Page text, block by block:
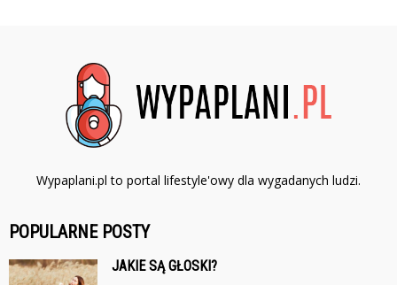
Wypaplani.pl to portal lifestyle'owy dla wygadanych ludzi.
POPULARNE POSTY
JAKIE SĄ GŁOSKI?